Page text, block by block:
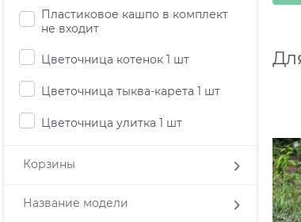
Пластиковое кашпо в комплект
не входит
Цветочница котенок 1 шт
Цветочница тыква-карета 1 шт
Цветочница улитка 1 шт
Корзины
Название модели